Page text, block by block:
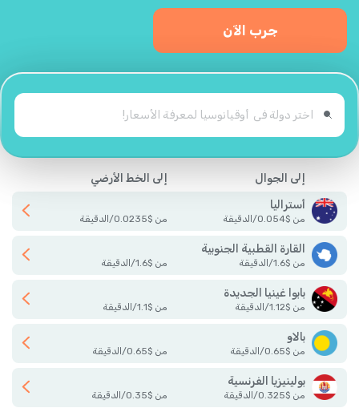
جرب الآن
إلى الجوال
إلى الخط الأرضي
أستراليا
من $
0.054
/الدقيقة من $
0.0235
/الدقيقة
القارة القطبية الجنوبية
من $
1.6
/الدقيقة من $
1.6
/الدقيقة
بابوا غينيا الجديدة
من $
1.12
/الدقيقة من $
1.1
/الدقيقة
بالاو
من $
0.65
/الدقيقة من $
0.65
/الدقيقة
بولينيزيا الفرنسية
من $
0.325
/الدقيقة من $
0.35
/الدقيقة